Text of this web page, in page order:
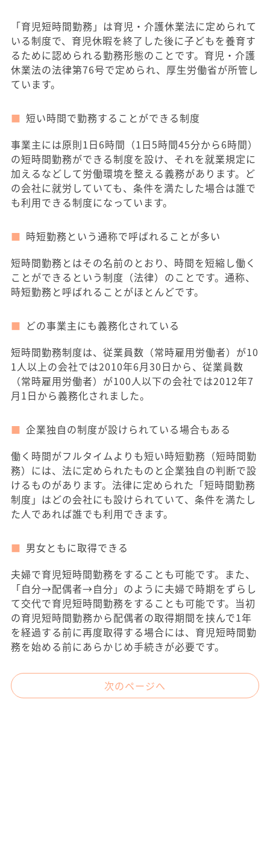
「育児短時間勤務」は育児・介護休業法に定められて
いる制度で、育児休暇を終了した後に子どもを養育す
るために認められる勤務形態のことです。育児・介護
休業法の法律第76号で定められ、厚生労働省が所管し
ています。
短い時間で勤務することができる制度
事業主には原則1日6時間（1日5時間45分から6時間）
の短時間勤務ができる制度を設け、それを就業規定に
加えるなどして労働環境を整える義務があります。ど
の会社に就労していても、条件を満たした場合は誰で
も利用できる制度になっています。
時短勤務という通称で呼ばれることが多い
短時間勤務とはその名前のとおり、時間を短縮し働く
ことができるという制度（法律）のことです。通称、
時短勤務と呼ばれることがほとんどです。
どの事業主にも義務化されている
短時間勤務制度は、従業員数（常時雇用労働者）が10
1人以上の会社では2010年6月30日から、従業員数
（常時雇用労働者）が100人以下の会社では2012年7
月1日から義務化されました。
企業独自の制度が設けられている場合もある
働く時間がフルタイムよりも短い時短勤務（短時間勤
務）には、法に定められたものと企業独自の判断で設
けるものがあります。法律に定められた「短時間勤務
制度」はどの会社にも設けられていて、条件を満たし
た人であれば誰でも利用できます。
男女ともに取得できる
夫婦で育児短時間勤務をすることも可能です。また、
「自分→配偶者→自分」のように夫婦で時期をずらし
て交代で育児短時間勤務をすることも可能です。当初
の育児短時間勤務から配偶者の取得期間を挟んで1年
を経過する前に再度取得する場合には、育児短時間勤
務を始める前にあらかじめ手続きが必要です。
次のページへ